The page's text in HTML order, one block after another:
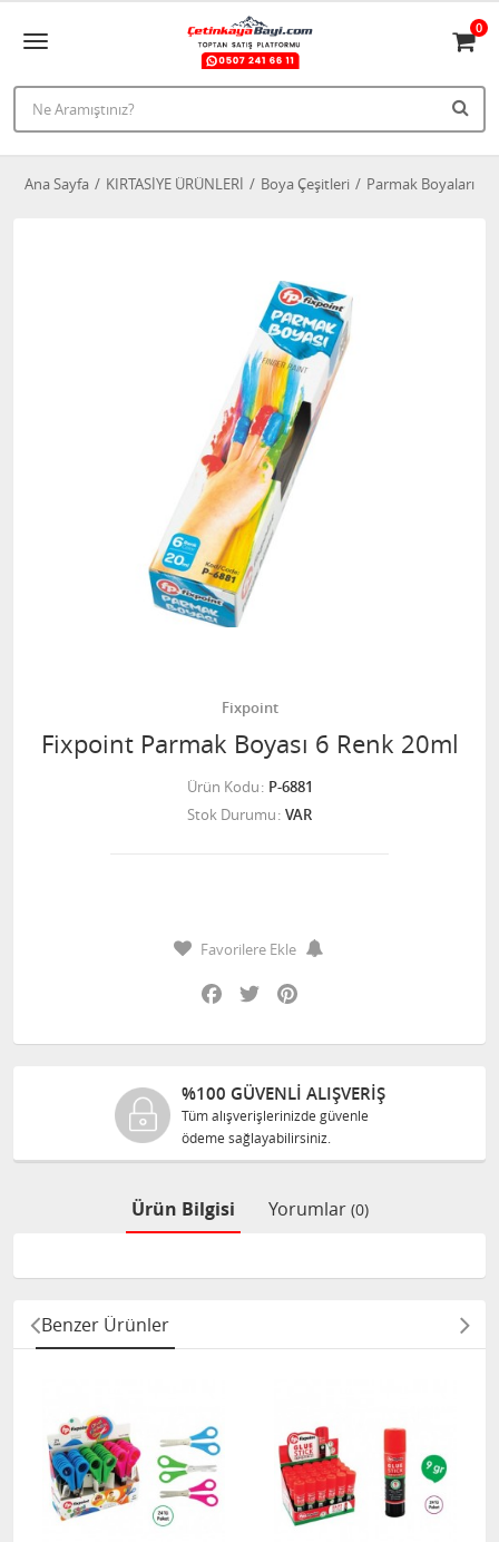
0
Ana Sayfa KIRTASİYE ÜRÜNLERİ Boya Çeşitleri Parmak Boyaları
Fixpoint
Fixpoint Parmak Boyası 6 Renk 20ml
Ürün Kodu P-6881
Stok Durumu VAR
Favorilere Ekle
Facebook
Twitter
%100 GÜVENLİ ALIŞVERİŞ
Tüm alışverişlerinizde güvenle
ödeme sağlayabilirsiniz.
Ürün Bilgisi Yorumlar (0)
Benzer Ürünler